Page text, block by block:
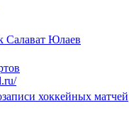
Салават Юлаев
хоккейных матчей